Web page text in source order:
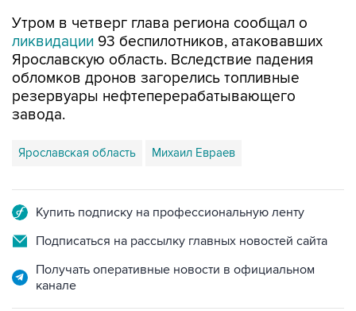
Утром в четверг глава региона сообщал о
ликвидации 93 беспилотников, атаковавших
Ярославскую область. Вследствие падения
обломков дронов загорелись топливные
резервуары нефтеперерабатывающего
завода.
Ярославская область Михаил Евраев
Купить подписку на профессиональную ленту
Подписаться на рассылку главных новостей сайта
Получать оперативные новости в официальном
канале